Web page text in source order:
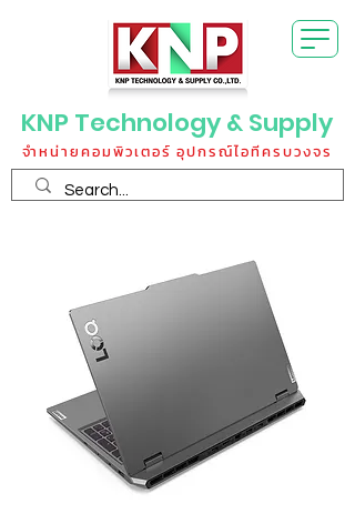
KNP Technology & Supply
จำหน่ายคอมพิวเตอร์ อุปกรณ์ไอทีครบวงจร